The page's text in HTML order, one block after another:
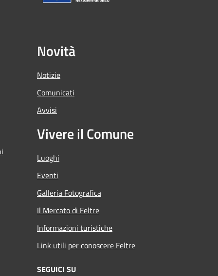
Novità
Notizie
Comunicati
Avvisi
Vivere il Comune
Luoghi
Eventi
Galleria Fotografica
Il Mercato di Feltre
Informazioni turistiche
Link utili per conoscere Feltre
SEGUICI SU